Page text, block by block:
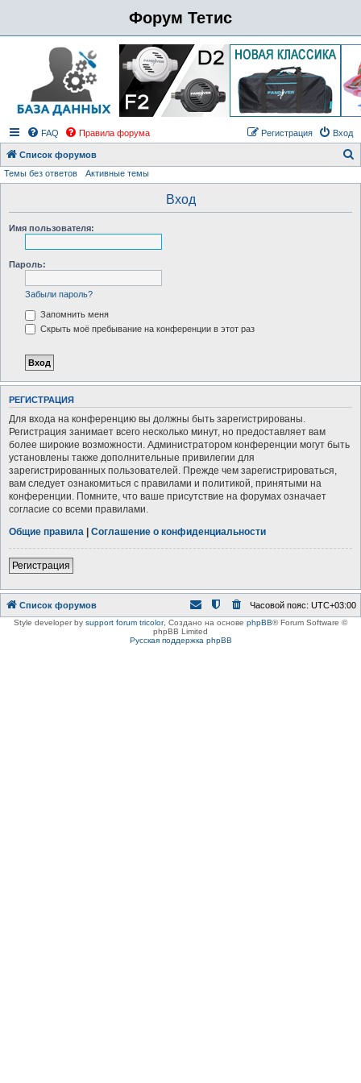
Форум Тетис
FAQ Правила форума Вход
Регистрация
Список форумов
Темы без ответов Активные темы
Вход
Имя пользователя:
Пароль:
Забыли пароль?
Запомнить меня
Скрыть моё пребывание на конференции в этот раз
РЕГИСТРАЦИЯ
Для входа на конференцию вы должны быть зарегистрированы.
Регистрация занимает всего несколько минут, но предоставляет вам
более широкие возможности. Администратором конференции могут быть
установлены также дополнительные привилегии для
зарегистрированных пользователей. Прежде чем зарегистрироваться,
вам следует ознакомиться с правилами и политикой, принятыми на
конференции. Помните, что ваше присутствие на форумах означает
согласие со всеми правилами.
Общие правила | Соглашение о конфиденциальности
Регистрация
Список форумов Часовой пояс: UTC+03:00
Style developer by support forum tricolor, Создано на основе phpBB® Forum Software ©
phpBB Limited
Русская поддержка phpBB